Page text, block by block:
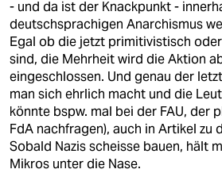
- und da ist der Knackpunkt -
deutschsprachigen Anarchismus
Egal ob die jetzt primitivistisch
sind, die Mehrheit wird die Aktion
eingeschlossen. Und genau der
man sich ehrlich macht und die
könnte bspw. mal bei der FAU, der
FdA nachfragen), auch in Artikel zu
Sobald Nazis scheisse bauen, hält
Mikros unter die Nase.